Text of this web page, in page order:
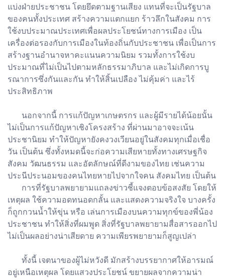
แบ่งฝ่ายประชาชน โดยยึดตามฐานเสียง แทนที่จะเป็นรัฐบาล
ของคนทั้งประเทศ สร้างความแตกแยก ร้าวลึกในสังคม การ
ใช้งบประมาณประเทศเพื่อผลประโยชน์ทางการเมือง เป็น
เครื่องต่อรองกับการเมืองในท้องถิ่นกับประชาชน เพื่อเป็นการ
สร้างฐานอำนาจหาคะแนนความนิยม รวมทั้งการใช้งบ
ประมาณที่ไม่เป็นไปตามหลักธรรมาภิบาล และไม่เกิดการบู
รณาการซึ่งกันและกัน ทำให้สิ้นเปลือง ไม่คุ้มค่า และไร้
ประสิทธิภาพ
นอกจากนี้ การแก้ปัญหาเกษตรกร และผู้มีรายได้น้อยนั้น
ไม่เป็นการแก้ปัญหาเชิงโครงสร้าง ที่ผ่านมาอาจจะเน้น
ประชานิยม ทำให้ปัญหายังคงวงเวียนอยู่ในสังคมทุกเมื่อเชื่อ
วัน เป็นต้น ซึ่งทั้งหมดนี้จะก่อความเสียหายทั้งทางเศรษฐกิจ
สังคม วัฒนธรรม และอัตลักษณ์ที่ดีงามของไทย เช่นความ
ประนีประนอมของคนไทยหายไปจากใจคน สังคมไทย เป็นต้น
การที่รัฐบาลพยายามแถลงข่าวชี้แจงตอบข้อสงสัย โดยให้
เหตุผล ใช้ความอดทนอดกลั้น และแสดงความจริงใจ บางครั้ง
ก็ถูกกวนน้ำให้ขุ่น หรือ เล่นการเมืองบนความทุกข์ของพี่น้อง
ประชาชน ทำให้สิ่งที่ผมพูด สิ่งที่รัฐบาลพยายามสื่อสารออกไป
ไม่เป็นผลอย่างน่าเสียดาย ความเพียรพยายามก็สูญเปล่า
ทั้งนี้ เจตนาของผู้ไม่หวังดี มักสร้างบรรยากาศให้อารมณ์
อยู่เหนือเหตุผล โดยแสวงประโยชน์ ขยายผลจากความน่า